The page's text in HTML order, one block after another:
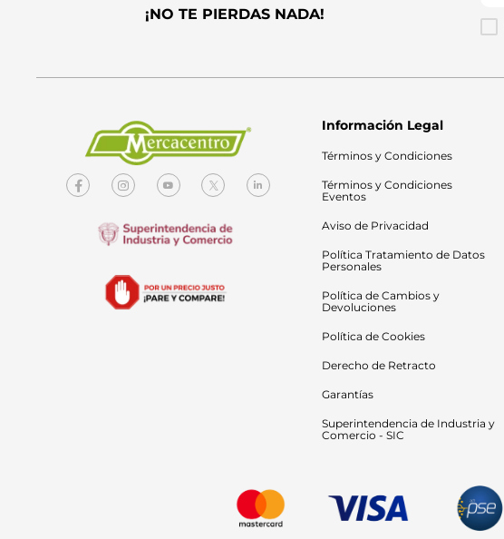
¡NO TE PIERDAS NADA!
Información Legal
Términos y Condiciones
Términos y Condiciones
Eventos
Aviso de Privacidad
Política Tratamiento de Datos
Personales
Política de Cambios y
Devoluciones
Política de Cookies
Derecho de Retracto
Garantías
Superintendencia de Industria y
Comercio - SIC